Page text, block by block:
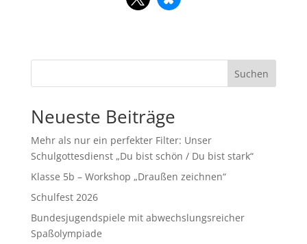
Suchen
Neueste Beiträge
Mehr als nur ein perfekter Filter: Unser
Schulgottesdienst „Du bist schön / Du bist stark“
Klasse 5b – Workshop „Draußen zeichnen“
Schulfest 2026
Bundesjugendspiele mit abwechslungsreicher
Spaßolympiade